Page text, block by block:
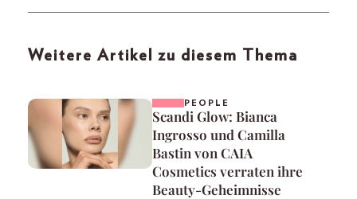
Weitere Artikel zu diesem Thema
PEOPLE
Scandi Glow: Bianca
Ingrosso und Camilla
Bastin von CAIA
Cosmetics verraten ihre
Beauty-Geheimnisse